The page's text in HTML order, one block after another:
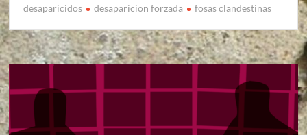
desaparicidos desaparicion forzada fosas clandestinas